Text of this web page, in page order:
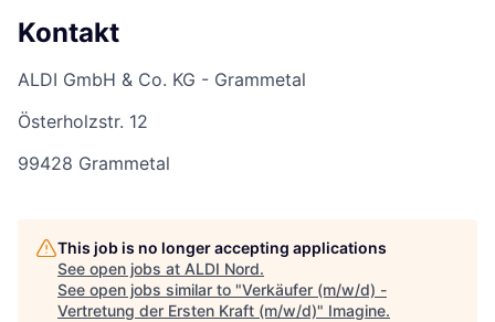
Kontakt
ALDI GmbH & Co. KG - Grammetal
Österholzstr. 12
99428 Grammetal
This job is no longer accepting applications
See open jobs at ALDI Nord.
See open jobs similar to "Verkäufer (m/w/d) -
Vertretung der Ersten Kraft (m/w/d)" Imagine.